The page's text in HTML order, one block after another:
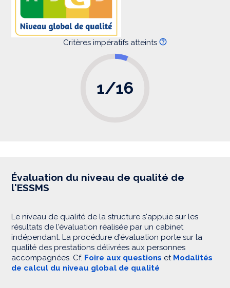
Critères impératifs atteints
1/16
Évaluation du niveau de qualité de
l'ESSMS
Le niveau de qualité de la structure s'appuie sur les
résultats de l'évaluation réalisée par un cabinet
indépendant. La procédure d'évaluation porte sur la
qualité des prestations délivrées aux personnes
accompagnées. Cf. Foire aux questions et Modalités
de calcul du niveau global de qualité